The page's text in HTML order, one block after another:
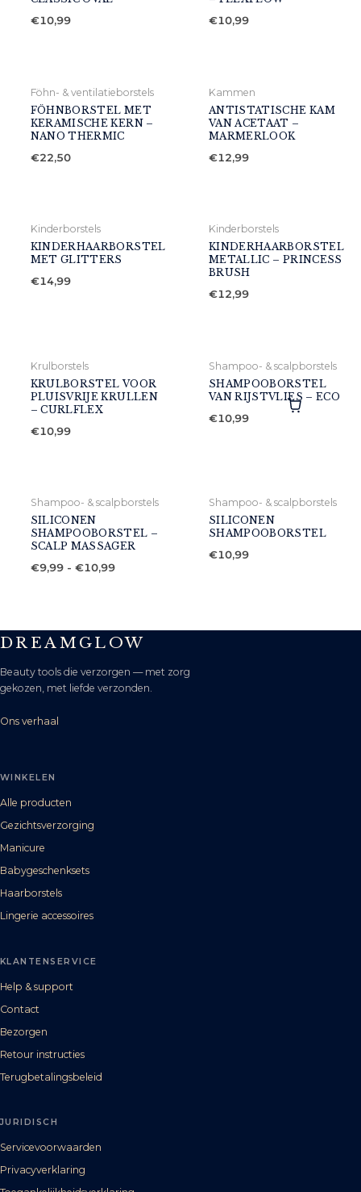
€10,99 €10,99
Föhn- & ventilatieborstels
FÖHNBORSTEL MET
KERAMISCHE KERN –
NANO THERMIC
€22,50
Kammen
ANTISTATISCHE KAM
VAN ACETAAT –
MARMERLOOK
€12,99
Kinderborstels
KINDERHAARBORSTEL
MET GLITTERS
€14,99
Kinderborstels
KINDERHAARBORSTEL
METALLIC – PRINCESS
BRUSH
€12,99
Krulborstels
KRULBORSTEL VOOR
PLUISVRIJE KRULLEN
– CURLFLEX
€10,99
Shampoo- & scalpborstels
SHAMPOOBORSTEL
VAN RIJSTVLIES – ECO
€10,99
Shampoo- & scalpborstels
SILICONEN
SHAMPOOBORSTEL –
SCALP MASSAGER
€9,99 - €10,99Prijsklasse:
Shampoo- & scalpborstels
SILICONEN
SHAMPOOBORSTEL
€10,99
DREAMGLOW
Beauty tools die verzorgen — met zorg
gekozen, met liefde verzonden.
Ons verhaal
WINKELEN
Alle producten
Gezichtsverzorging
Manicure
Babygeschenksets
Haarborstels
Lingerie accessoires
KLANTENSERVICE
Help & support
Contact
Bezorgen
Retour instructies
Terugbetalingsbeleid
JURIDISCH
Servicevoorwaarden
Privacyverklaring